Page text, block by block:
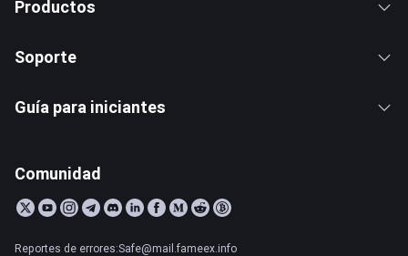
Productos
Soporte
Guía para iniciantes
Comunidad
Reportes de errores:Safe@mail.fameex.info